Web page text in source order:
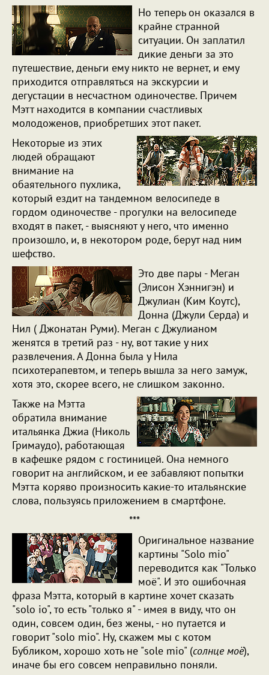
Но теперь он оказался в
крайне странной
ситуации. Он заплатил
дикие деньги за это
путешествие, деньги ему никто не вернет, и ему
приходится отправляться на экскурсии и
дегустации в несчастном одиночестве. Причем
Мэтт находится в компании счастливых
молодоженов, приобретших этот пакет.
Некоторые из этих
людей обращают
внимание на
обаятельного пухлика,
который ездит на тандемном велосипеде в
гордом одиночестве - прогулки на велосипеде
входят в пакет, - выясняют у него, что именно
произошло, и, в некотором роде, берут над ним
шефство.
Это две пары - Меган
(Элисон Хэннигэн) и
Джулиан (Ким Коутс),
Донна (Джули Серда) и
Нил ( Джонатан Руми). Меган с Джулианом
женятся в третий раз - ну, вот такие у них
развлечения. А Донна была у Нила
психотерапевтом, и теперь вышла за него замуж,
хотя это, скорее всего, не слишком законно.
Также на Мэтта
обратила внимание
итальянка Джиа (Николь
Гримаудо), работающая
в кафешке рядом с гостиницей. Она немного
говорит на английском, и ее забавляют попытки
Мэтта коряво произносить какие-то итальянские
слова, пользуясь приложением в смартфоне.
***
Оригинальное название
картины "Solo mio"
переводится как "Только
моё". И это ошибочная
фраза Мэтта, который в картине хочет сказать
"solo io", то есть "только я" - имея в виду, что он
один, совсем один, без жены, - но путается и
говорит "solo mio". Ну, скажем мы с котом
Бубликом, хорошо хоть не "sole mio" (солнце моё),
иначе бы его совсем неправильно поняли.